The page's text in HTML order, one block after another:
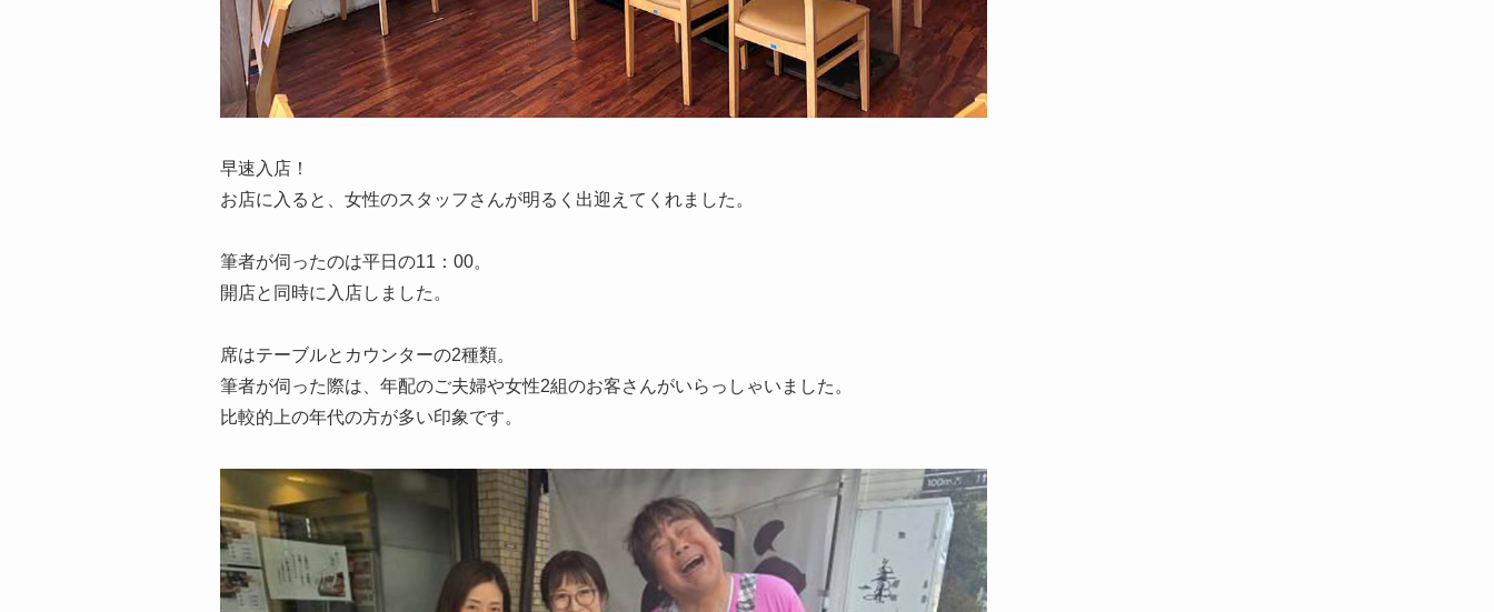
早速入店！
お店に入ると、女性のスタッフさんが明るく出迎えてくれました。
筆者が伺ったのは平日の11：00。
開店と同時に入店しました。
席はテーブルとカウンターの2種類。
筆者が伺った際は、年配のご夫婦や女性2組のお客さんがいらっしゃいました。
比較的上の年代の方が多い印象です。